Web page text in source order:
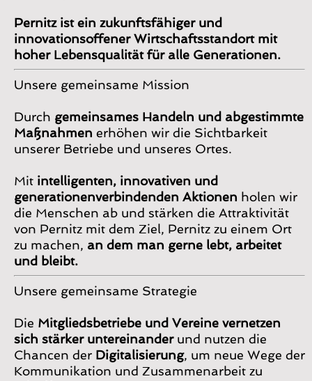
Pernitz ist ein zukunftsfähiger und
innovationsoffener Wirtschaftsstandort mit
hoher Lebensqualität für alle Generationen.
Unsere gemeinsame Mission
Durch gemeinsames Handeln und abgestimmte
Maßnahmen erhöhen wir die Sichtbarkeit
unserer Betriebe und unseres Ortes.
Mit intelligenten, innovativen und
generationenverbindenden Aktionen holen wir
die Menschen ab und stärken die Attraktivität
von Pernitz mit dem Ziel, Pernitz zu einem Ort
zu machen, an dem man gerne lebt, arbeitet
und bleibt.
Unsere gemeinsame Strategie
Die Mitgliedsbetriebe und Vereine vernetzen
sich stärker untereinanderund nutzen die
Chancen der Digitalisierung, um neue Wege der
Kommunikation und Zusammenarbeit zu